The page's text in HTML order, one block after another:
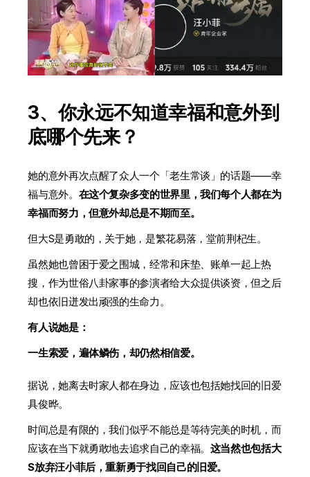
3、你永远不知道幸福和意外到
底哪个先来？
她的意外再次点醒了众人一个「老生常谈」的话题——幸
福与意外。 在这个复杂多变的世界里，我们每个人都在为
幸福而努力，但意外却总是不期而至。
但大S是勇敢的，关于她，是繁花易落，堂前荆杞生。
虽然她也曾困于爱之围城，经常和床垫、账单一起上热
搜，作为世俗八卦家事的参演者给大众提供谈资，但之后
却也依旧迸发出顽强的生命力。
有人说她是：
一生索爱，遍体鳞伤，却仍然相信爱。
据说，她离去时家人都在身边，应该也包括她找回的旧爱
具俊晔。
时间总是有限的，我们似乎不能总是等待完美的时机，而
应该在当下就勇敢地去追求自己的幸福。 这当然也包括大
S放弃汪小菲后，重新勇于找回自己的旧爱。